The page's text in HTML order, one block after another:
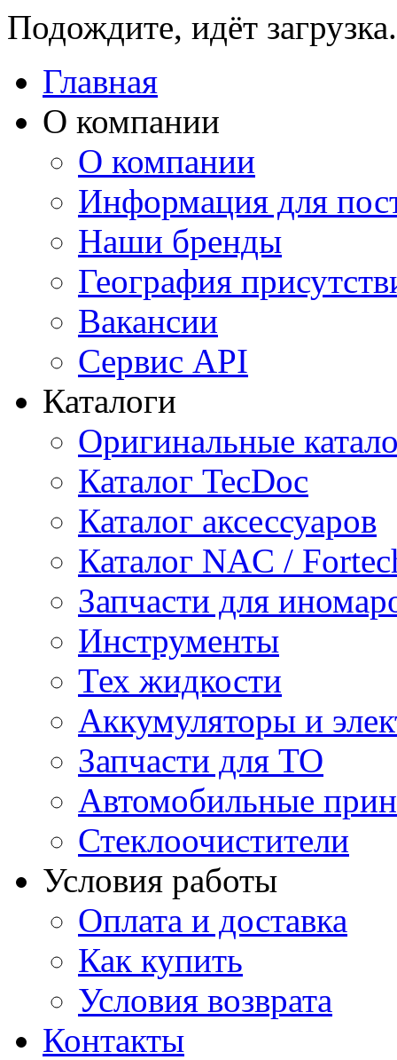
Подождите, идёт
Главная
О компании
О компании
Информация для
Наши бренды
География
Вакансии
Сервис API
Каталоги
Оригинальные
Каталог TecDoc
Каталог аксессуаров
Каталог NAC /
Запчасти для
Инструменты
Тех жидкости
Аккумуляторы и
Запчасти для ТО
Автомобильные
Стеклоочистители
Условия работы
Оплата и доставка
Как купить
Условия возврата
Контакты